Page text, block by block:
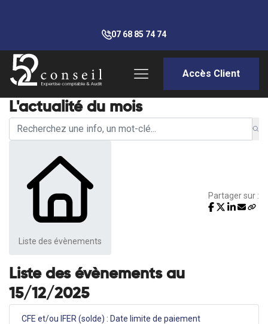
07 68 85 74 74
Accès Client
L'actualité du mois
Liste des évènements
Partager sur :
Liste des évènements au
15/12/2025
CFE et/ou IFER (solde) : Date limite de paiement